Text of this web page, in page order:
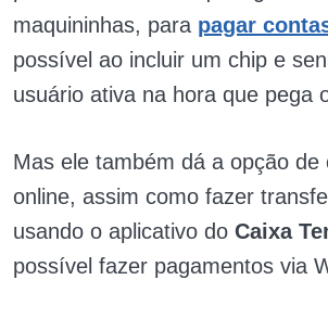
maquininhas, para pagar
possível ao incluir um chip e
usuário ativa na hora que pega
Mas ele também dá a opção de
online, assim como fazer
usando o aplicativo do Caixa
possível fazer pagamentos via